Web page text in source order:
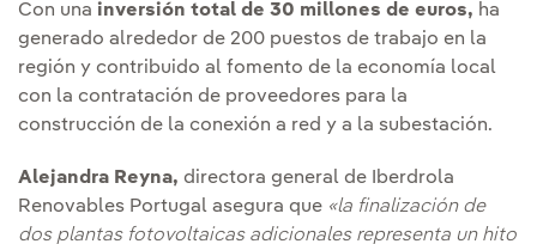
Con una inversión total de 30 millones de euros, ha
generado alrededor de 200 puestos de trabajo en la
región y contribuido al fomento de la economía local
con la contratación de proveedores para la
construcción de la conexión a red y a la subestación.
Alejandra Reyna, directora general de Iberdrola
Renovables Portugal asegura que «la finalización de
dos plantas fotovoltaicas adicionales representa un hito